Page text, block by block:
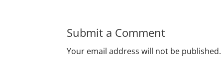
Submit a Comment
Your email address will not be published.